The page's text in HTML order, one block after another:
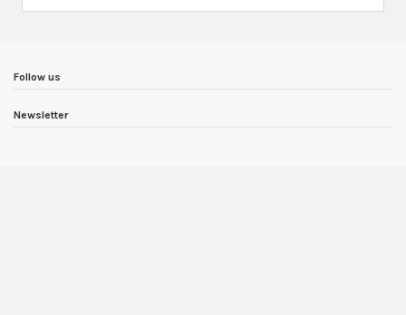
Follow us
Newsletter